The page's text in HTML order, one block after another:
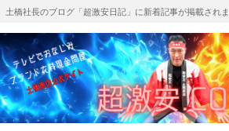
土橋社長のブログ「超激安日記」に新着記事が掲載され